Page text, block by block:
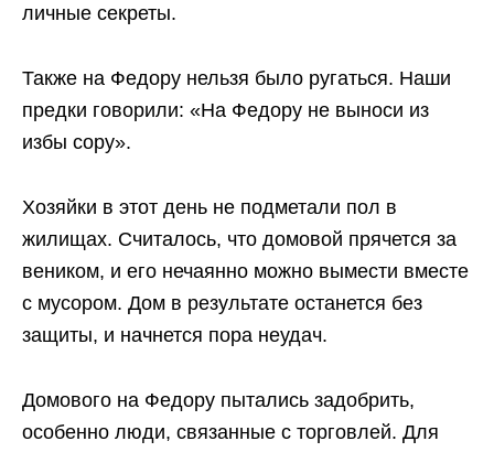
личные секреты.
Также на Федору нельзя было ругаться. Наши
предки говорили: «На Федору не выноси из
избы сору».
Хозяйки в этот день не подметали пол в
жилищах. Считалось, что домовой прячется за
веником, и его нечаянно можно вымести вместе
с мусором. Дом в результате останется без
защиты, и начнется пора неудач.
Домового на Федору пытались задобрить,
особенно люди, связанные с торговлей. Для